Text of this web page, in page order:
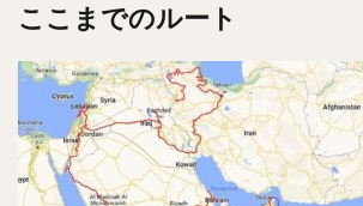
ここまでのルート